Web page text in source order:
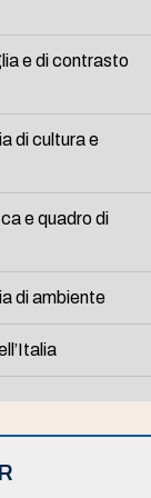
e di contrasto
di cultura e
e quadro di
di ambiente